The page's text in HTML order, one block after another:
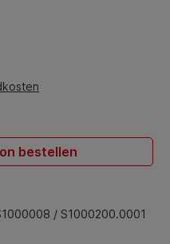
bestellen
/ S1000200.0001